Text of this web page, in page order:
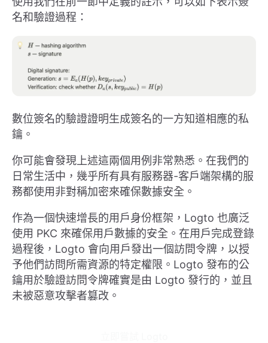
名和驗證過程：
數位簽名的驗證證明生成簽名的一方知道相應的私
鑰。
你可能會發現上述這兩個用例非常熟悉。在我們的
日常生活中，幾乎所有具有服務器-客戶端架構的服
務都使用非對稱加密來確保數據安全。
作為一個快速增長的用戶身份框架，Logto 也廣泛
使用 PKC 來確保用戶數據的安全。在用戶完成登錄
過程後，Logto 會向用戶發出一個訪問令牌，以授
予他們訪問所需資源的特定權限。Logto 發布的公
鑰用於驗證訪問令牌確實是由 Logto 發行的，並且
未被惡意攻擊者篡改。